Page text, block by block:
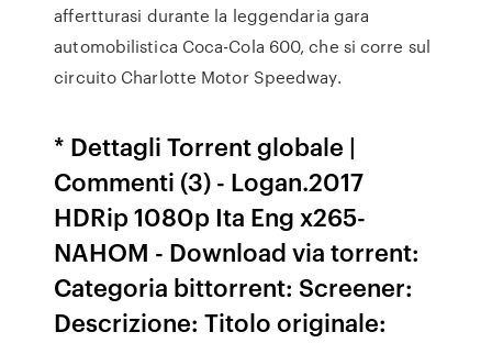
affertturasi durante la leggendaria gara
automobilistica Coca-Cola 600, che si corre sul
circuito Charlotte Motor Speedway.
* Dettagli Torrent globale |
Commenti (3) - Logan.2017
HDRip 1080p Ita Eng x265-
NAHOM - Download via torrent:
Categoria bittorrent: Screener:
Descrizione: Titolo originale: